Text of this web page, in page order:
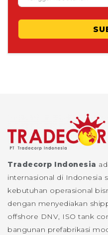
Tradecorp Indonesia
internasional di Indonesia
kebutuhan operasional
dengan menyediakan
offshore DNV, ISO tank
bangunan prefabrikasi